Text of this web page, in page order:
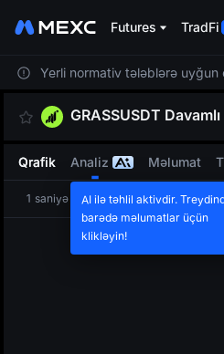
Futures TradFi
Yerli normativ tələblərə uyğun
GRASSUSDT Davamlı
Qrafik Analiz Məlumat
1 saniyə 1 dəqiqə 5 dəqiqə 15
AI ilə təhlil aktivdir.
barədə məlumatlar üçün
klikləyin!